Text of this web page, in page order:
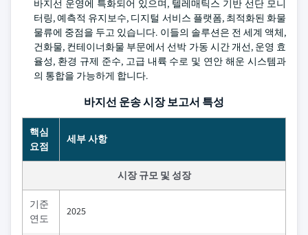
바지선 운영에 특화되어 있으며, 텔레매틱스 기반 선단 모니
터링, 예측적 유지보수, 디지털 서비스 플랫폼, 최적화된 화물
물류에 중점을 두고 있습니다. 이들의 솔루션은 전 세계 액체,
건화물, 컨테이너화물 부문에서 선박 가동 시간 개선, 운영 효
율성, 환경 규제 준수, 고급 내륙 수로 및 연안 해운 시스템과
의 통합을 가능하게 합니다.
바지선 운송 시장 보고서 특성
핵심
요점
세부 사항
시장 규모 및 성장
기준
연도
2025